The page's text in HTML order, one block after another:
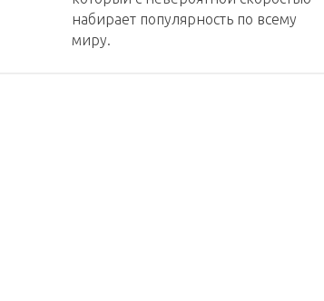
набирает популярность по всему
миру.